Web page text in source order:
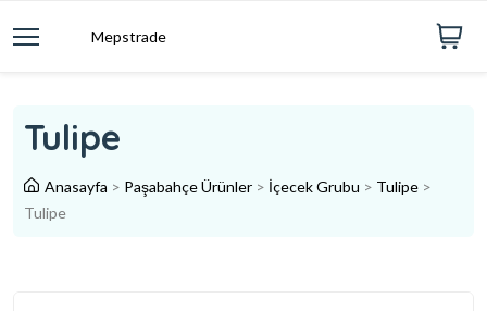
Mepstrade
Tulipe
Anasayfa > Paşabahçe Ürünler > İçecek Grubu > Tulipe >
Tulipe